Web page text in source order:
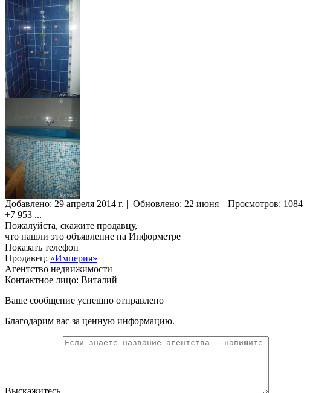
Добавлено: 29 апреля 2014 г. | Обновлено: 22 июня | Просмотров: 1084
+7 953 ...
Пожалуйста, скажите продавцу,
что нашли это объявление на Информетре
Показать телефон
Продавец: «Империя»
Агентство недвижимости
Контактное лицо: Виталий
Ваше сообщение успешно отправлено
Благодарим вас за ценную информацию.